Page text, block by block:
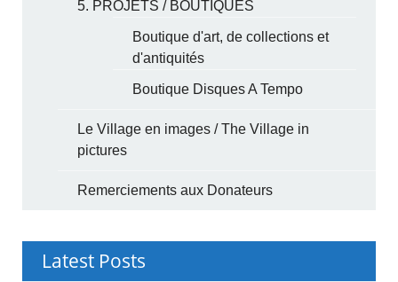
5. PROJETS / BOUTIQUES
Boutique d'art, de collections et
d'antiquités
Boutique Disques A Tempo
Le Village en images / The Village in
pictures
Remerciements aux Donateurs
Latest Posts